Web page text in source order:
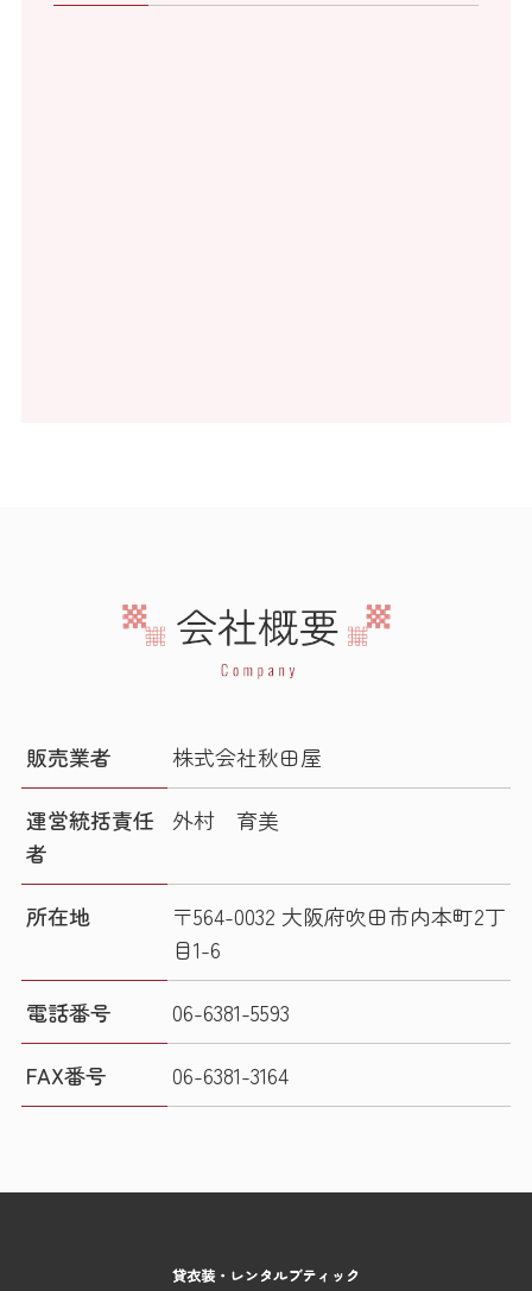
販売業者 株式会社秋田屋
運営統括責任
者
外村 育美
所在地
〒564-0032 大阪府吹田市内本町2丁
目1-6
電話番号 06-6381-5593
FAX番号 06-6381-3164